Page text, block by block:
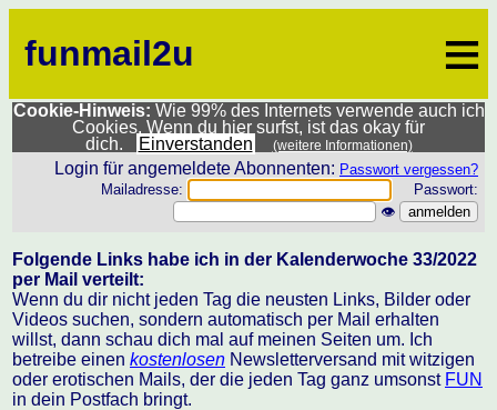
funmail2u ≡
Cookie-Hinweis: Wie 99% des Internets verwende auch ich
Cookies. Wenn du hier surfst, ist das okay für
dich.
Einverstanden (weitere Informationen)
Login für angemeldete Abonnenten: Passwort vergessen?
Mailadresse:
Passwort:
👁
Folgende Links habe ich in der Kalenderwoche 33/2022
per Mail verteilt:
Wenn du dir nicht jeden Tag die neusten Links, Bilder oder
Videos suchen, sondern automatisch per Mail erhalten
willst, dann schau dich mal auf meinen Seiten um. Ich
betreibe einen kostenlosen Newsletterversand mit witzigen
oder erotischen Mails, der die jeden Tag ganz umsonst FUN
in dein Postfach bringt.